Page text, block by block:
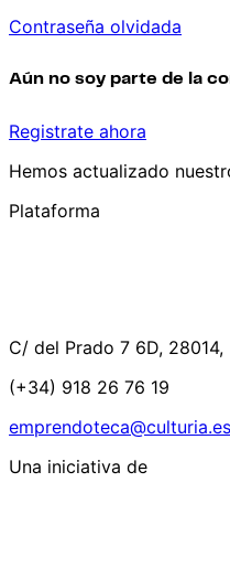
Contraseña olvidada
Aún no soy parte de la
Registrate ahora
Hemos actualizado
Plataforma
C/ del Prado 7 6D,
(+34) 918 26 76 19
emprendoteca@culturia.es
Una iniciativa de